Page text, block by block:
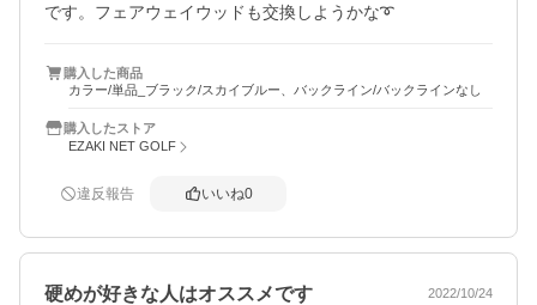
です。フェアウェイウッドも交換しようかな➰
購入した商品
カラー/単品_ブラック/スカイブルー、バックライン/バックラインなし
購入したストア
EZAKI NET GOLF
違反報告 いいね0
硬めが好きな人はオススメです 2022/10/24